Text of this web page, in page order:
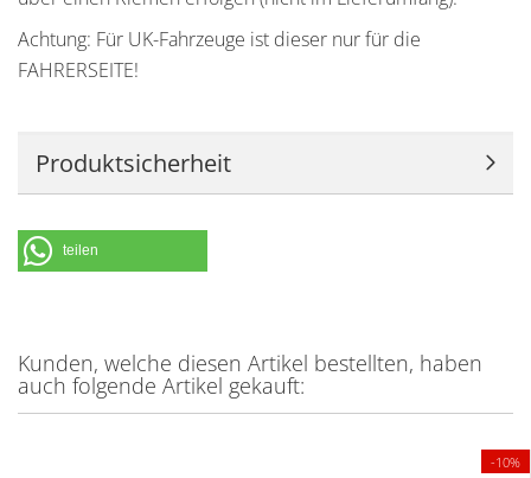
Achtung: Für UK-Fahrzeuge ist dieser nur für die
FAHRERSEITE!
Produktsicherheit
teilen
Kunden, welche diesen Artikel bestellten, haben
auch folgende Artikel gekauft:
-10%